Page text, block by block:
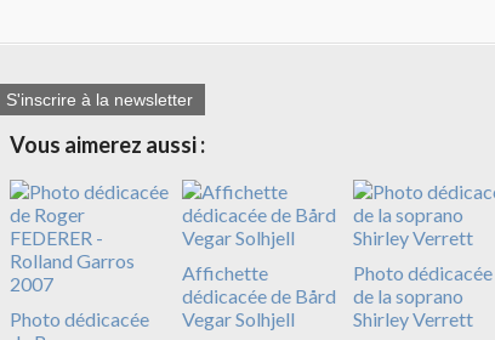
S'inscrire à la newsletter
Vous aimerez aussi :
Photo dédicacée
Affichette
dédicacée de Bård
Vegar Solhjell
Photo dédicacée
de la soprano
Shirley Verrett